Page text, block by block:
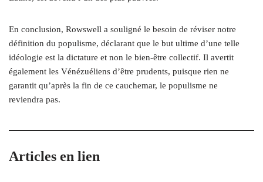
En conclusion, Rowswell a souligné le besoin de réviser notre
définition du populisme, déclarant que le but ultime d’une telle
idéologie est la dictature et non le bien-être collectif. Il avertit
également les Vénézuéliens d’être prudents, puisque rien ne
garantit qu’après la fin de ce cauchemar, le populisme ne
reviendra pas.
Articles en lien